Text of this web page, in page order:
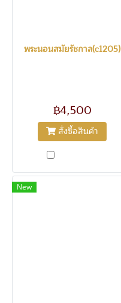
พระนอนสมัยรัชกาล(c1205)
฿4,500
สั่งซื้อสินค้า
New